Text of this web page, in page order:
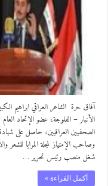
آفاق حرة الشاعر العراقي ابراهيم
الأنبار – الفلوجة، عضو الإتحاد
الصحفيين العراقيين، حاصل على
وصاحب الإمتياز لمجلة المرايا
شغل منصب رئيس تحرير …
أكمل القراءة »